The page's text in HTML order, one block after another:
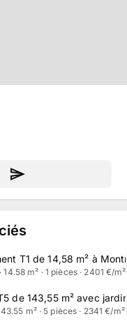
T1 de 14,58 m² à
m² · 1 pièces · 2401 €/m²
de 143,55 m² avec
m² · 5 pièces · 2341 €/m²